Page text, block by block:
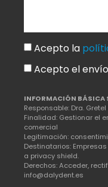
Acepto la
Acepto el
INFORMACIÓN BÁSICA
Responsable: Dra.
Finalidad: Gestionar el
comercial
Legitimación:
Destinatarios:
a privacy shield.
Derechos: Acceder,
info@dalydent.es